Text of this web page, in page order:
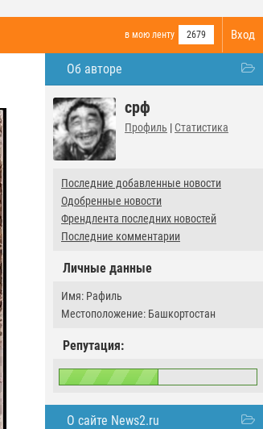
Вход
в мою ленту 2679
Об авторе
срф
Профиль | Статистика
Последние добавленные новости
Одобренные новости
Френдлента последних новостей
Последние комментарии
Личные данные
Имя: Рафиль
Местоположение: Башкортостан
Репутация:
О сайте News2.ru